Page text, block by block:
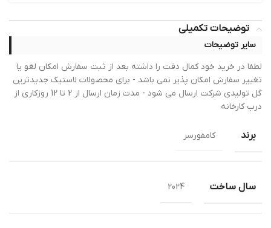
توضیحات تکمیلی
سایر توضیحات
لطفا در خرید خود کمال دقت را داشته بعد از ثبت سفارش امکان لغو یا
تغییر سفارش امکان پذیر نمی باشد - برای محصولات لاستیک جدیدترین
گل تولیدی شرکت ارسال می شود - مدت زمان ارسال از 2 تا 12 روزکاری از
درب کارخانه
برند کامفورسر
سال ساخت 2024